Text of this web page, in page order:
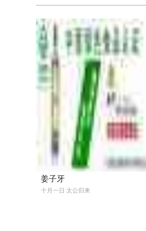
姜子牙
十月一日 太公归来